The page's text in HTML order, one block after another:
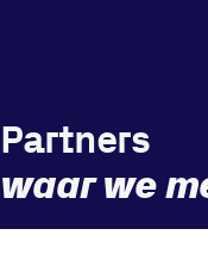
Partners
waar we